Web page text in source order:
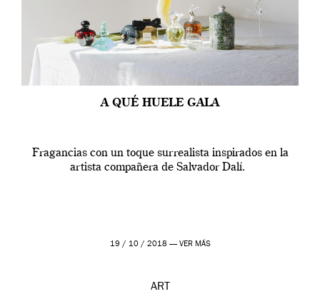
A QUÉ HUELE GALA
Fragancias con un toque surrealista inspirados en la
artista compañera de Salvador Dalí.
19 / 10 / 2018 — VER MÁS
ART